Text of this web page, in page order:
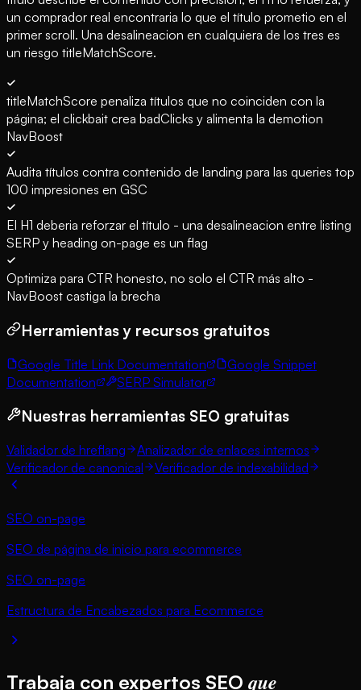
un comprador real encontraria lo que el título prometio en el
primer scroll. Una desalineacion en cualquiera de los tres es
un riesgo titleMatchScore.
titleMatchScore penaliza títulos que no coinciden con la
página; el clickbait crea badClicks y alimenta la demotion
NavBoost
Audita títulos contra contenido de landing para las queries top
100 impresiones en GSC
El H1 deberia reforzar el título - una desalineacion entre listing
SERP y heading on-page es un flag
Optimiza para CTR honesto, no solo el CTR más alto -
NavBoost castiga la brecha
Herramientas y recursos gratuitos
Google Title Link Documentation
Google Snippet
Documentation
SERP Simulator
Nuestras herramientas SEO gratuitas
Validador de hreflang
Analizador de enlaces internos
Verificador de canonical
Verificador de indexabilidad
SEO on-page
SEO de página de inicio para ecommerce
SEO on-page
Estructura de Encabezados para Ecommerce
Trabaja con expertos SEO que